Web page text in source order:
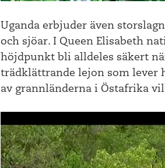
Uganda erbjuder även
och sjöar. I Queen Elisabeth
höjdpunkt bli alldeles säkert
trädklättrande lejon som lever
av grannländerna i Östafrika